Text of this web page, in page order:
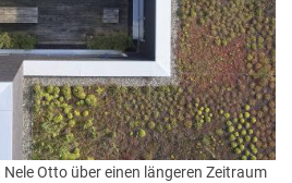
Otto über einen längeren Zeitraum